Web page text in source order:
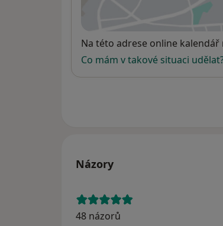
Dostupnost
Na této adrese online
Co mám v takové situaci
Názory
48 názorů